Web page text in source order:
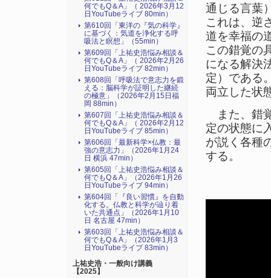
通じる言葉
これは、逆
道を幸福の
この錯覚の
になる解決
定）である
両立した状
また、錯
定の状態に
が説く各種
する。
何でもQ＆A」（ 2026年3月12
日YouTubeライブ 80min）
第610回「東洋の『気の科学』
に基づく：気道を浄化する呼
吸法と瞑想」（55min）
第609回「上祐史浩悩み相談＆
何でもQ＆A」（ 2026年2月26
日YouTubeライブ 82min）
第608回「呼吸法で意志力を鍛
える：脳科学が証明した継続
の極意」（2026年2月15日福
岡 88min）
第607回「上祐史浩悩み相談＆
何でもQ＆A」（ 2026年2月12
日YouTubeライブ 85min）
第606回「最新科学×仏教：最
強の意志力」（2026年1月24
日 横浜 47min）
第605回「上祐史浩悩み相談＆
何でもQ＆A」（2026年1月26
日YouTubeライブ 94min）
第604回「『良い習慣』を自動
化する。仏教と科学が辿り着
いた共通点」（2026年1月10
日 名古屋 47min）
第603回「上祐史浩悩み相談＆
何でもQ＆A」（2026年1月3
日YouTubeライブ 83min）
上祐史浩・一般向け講義
【2025】